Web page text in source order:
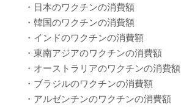
・日本のワクチンの消費額
・韓国のワクチンの消費額
・インドのワクチンの消費額
・東南アジアのワクチンの消費額
・オーストラリアのワクチンの消費額
・ブラジルのワクチンの消費額
・アルゼンチンのワクチンの消費額